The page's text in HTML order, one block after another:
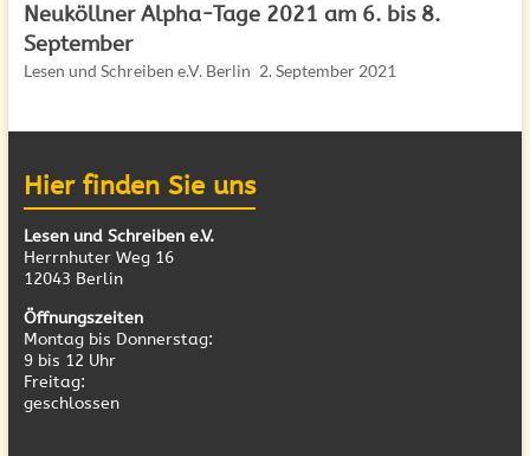
Neuköllner Alpha-Tage 2021 am 6. bis 8.
September
Lesen und Schreiben e.V. Berlin 2. September 2021
Hier finden Sie uns
Lesen und Schreiben e.V.
Herrnhuter Weg 16
12043 Berlin
Öffnungszeiten
Montag bis Donnerstag:
9 bis 12 Uhr
Freitag:
geschlossen